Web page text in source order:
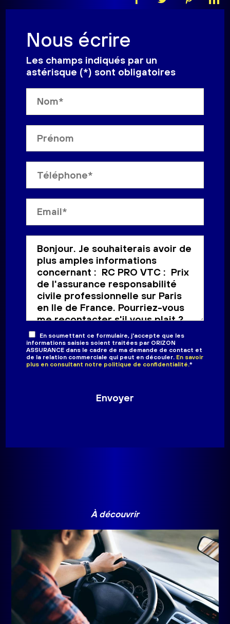
Nous écrire
Les champs indiqués par un
astérisque (*) sont obligatoires
En soumettant ce formulaire, j'accepte que les
informations saisies soient traitées par ORIZON
ASSURANCE dans le cadre de ma demande de contact et
de la relation commerciale qui peut en découler. En savoir
plus en consultant notre politique de confidentialité.*
À découvrir